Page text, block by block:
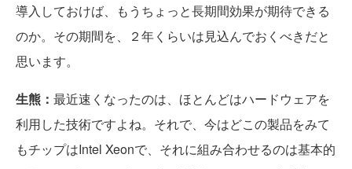
導入しておけば、もうちょっと長期間効果が期待できる
のか。その期間を、２年くらいは見込んでおくべきだと
思います。
生熊： 最近速くなったのは、ほとんどはハードウェアを
利用した技術ですよね。それで、今はどこの製品をみて
もチップはIntel Xeonで、それに組み合わせるのは基本的